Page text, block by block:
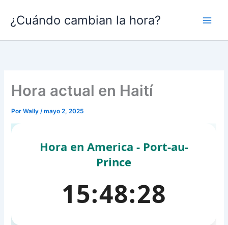
contenido
¿Cuándo cambian la hora?
Hora actual en Haití
PorWally/mayo 2, 2025